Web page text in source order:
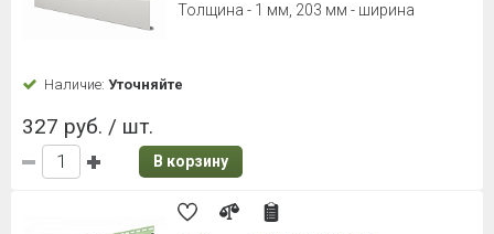
Толщина - 1 мм, 203 мм - ширина
Наличие: Уточняйте
327 руб. / шт.
В корзину